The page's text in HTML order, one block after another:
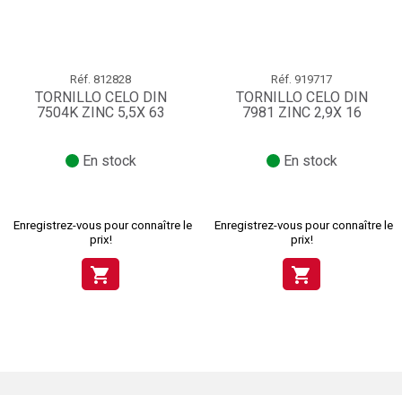
Réf. 812828
TORNILLO CELO DIN
7504K ZINC 5,5X 63
En stock
Enregistrez-vous pour connaître le
prix!
shopping_cart
Réf. 919717
TORNILLO CELO DIN
7981 ZINC 2,9X 16
En stock
Enregistrez-vous pour connaître le
prix!
shopping_cart